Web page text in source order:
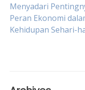
Post
Menyadari
Peran Ekonomi
Kehidupan Sehari-